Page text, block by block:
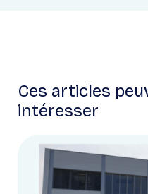
Ces articles
intéresser